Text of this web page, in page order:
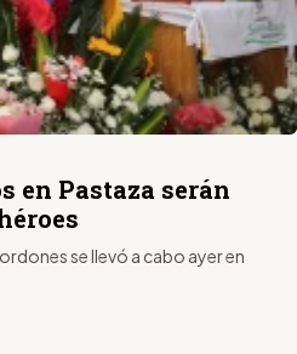
Pastaza serán
se llevó a cabo ayer en